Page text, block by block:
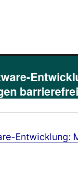
Entwicklung: